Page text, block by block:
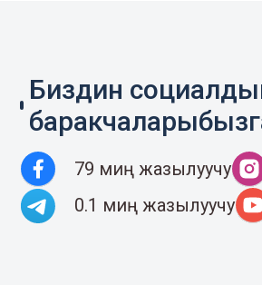
Биздин
79 миң жазылуучу
0.1 миң жазылуучу